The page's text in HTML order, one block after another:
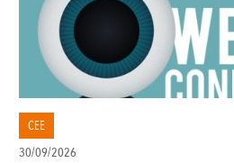
CEE
30/09/2026